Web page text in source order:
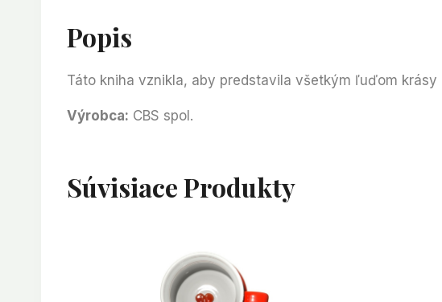
Popis
Táto kniha vznikla, aby predstavila všetkým ľuďom
Výrobca: CBS spol.
Súvisiace Produkty